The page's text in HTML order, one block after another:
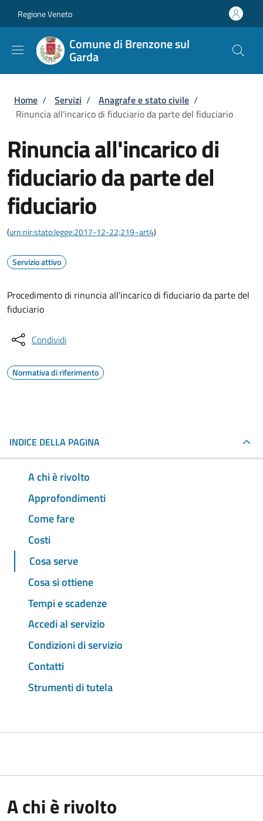
Regione Veneto
Comune di Brenzone sul
Garda
Briciole di pane
Home / Servizi / Anagrafe e stato civile /
Rinuncia all'incarico di fiduciario da parte del fiduciario
Rinuncia all'incarico di
fiduciario da parte del
fiduciario
(urn:nir:stato:legge:2017-12-22;219~art4)
Servizio attivo
Procedimento di rinuncia all'incarico di fiduciario da parte del
fiduciario
Condividi
Normativa di riferimento
INDICE DELLA PAGINA
A chi è rivolto
Approfondimenti
Come fare
Costi
Cosa serve
Cosa si ottiene
Tempi e scadenze
Accedi al servizio
Condizioni di servizio
Contatti
Strumenti di tutela
A chi è rivolto